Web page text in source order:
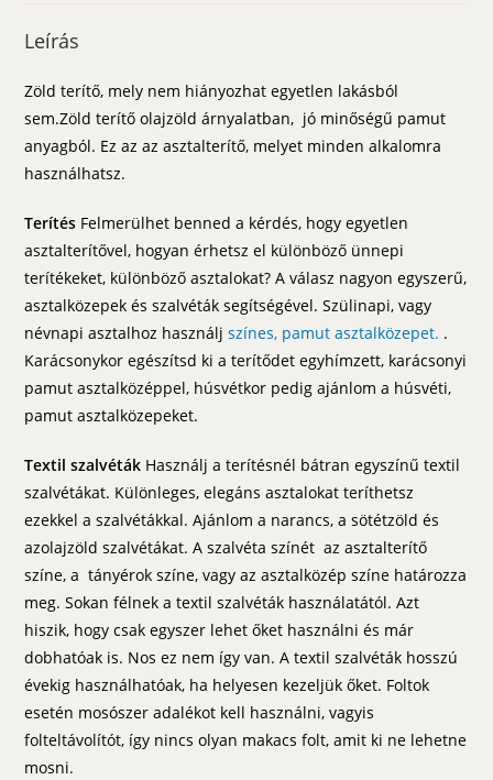
Leírás
Zöld terítő, mely nem hiányozhat egyetlen lakásból
sem.Zöld terítő olajzöld árnyalatban, jó minőségű pamut
anyagból. Ez az az asztalterítő, melyet minden alkalomra
használhatsz.
Terítés Felmerülhet benned a kérdés, hogy egyetlen
asztalterítővel, hogyan érhetsz el különböző ünnepi
terítékeket, különböző asztalokat? A válasz nagyon egyszerű,
asztalközepek és szalvéták segítségével. Szülinapi, vagy
névnapi asztalhoz használjszínes, pamut asztalközepet. .
Karácsonykor egészítsd ki a terítődet egyhímzett, karácsonyi
pamut asztalközéppel, húsvétkor pedig ajánlom a húsvéti,
pamut asztalközepeket.
Textil szalvéták Használj a terítésnél bátran egyszínű textil
szalvétákat. Különleges, elegáns asztalokat teríthetsz
ezekkel a szalvétákkal. Ajánlom a narancs, a sötétzöld és
azolajzöld szalvétákat. A szalvéta színét az asztalterítő
színe, a tányérok színe, vagy az asztalközép színe határozza
meg. Sokan félnek a textil szalvéták használatától. Azt
hiszik, hogy csak egyszer lehet őket használni és már
dobhatóak is. Nos ez nem így van. A textil szalvéták hosszú
évekig használhatóak, ha helyesen kezeljük őket. Foltok
esetén mosószer adalékot kell használni, vagyis
folteltávolítót, így nincs olyan makacs folt, amit ki ne lehetne
mosni.